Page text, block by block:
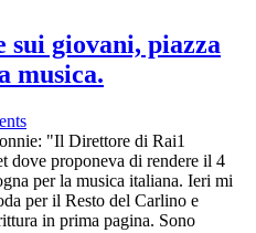
sui giovani, piazza
musica.
"Il Direttore di Rai1
dove proponeva di rendere il 4
per la musica italiana. Ieri mi
per il Resto del Carlino e
in prima pagina. Sono